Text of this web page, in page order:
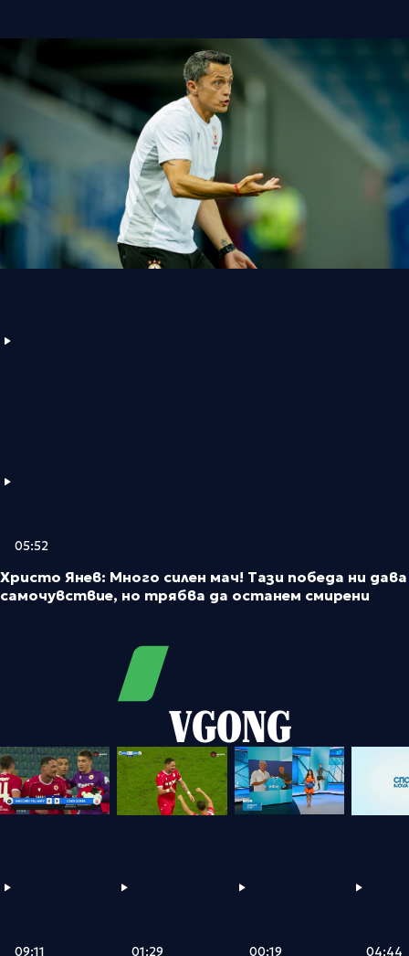
05:52
Христо Янев: Много силен мач! Тази победа ни дава
самочувствие, но трябва да останем смирени
VGONG
09:11 01:29 00:19 04:44